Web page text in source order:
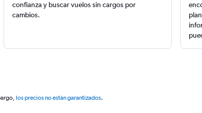
confianza y buscar vuelos sin cargos por
cambios.
los precios no están garantizados.